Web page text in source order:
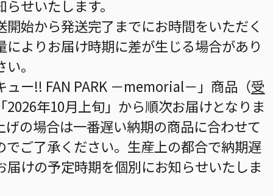
せいたします。
始から発送完了までにお時間をいただく
よりお届け時期に差が生じる場合があり
。
ー!! FAN PARK －memorial－」商品（受
2026年10月上旬」から順次お届けとなりま
の場合は一番遅い納期の商品に合わせて
ご了承ください。生産上の都合で納期遅
けの予定時期を個別にお知らせいたしま